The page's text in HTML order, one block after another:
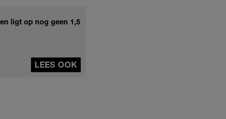
ligt op nog geen 1,5
LEES OOK